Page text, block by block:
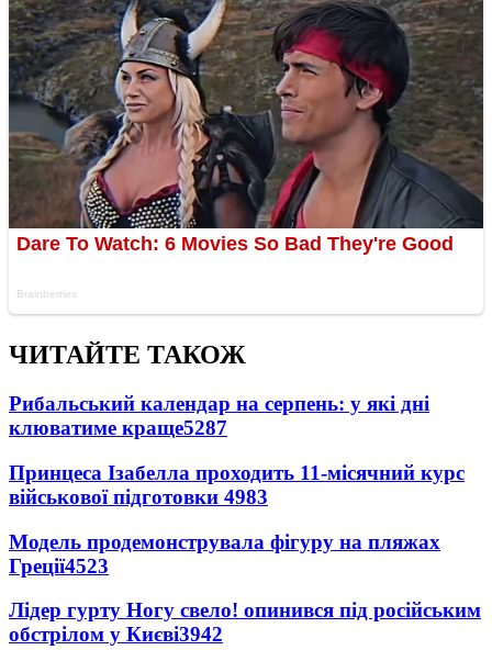
ЧИТАЙТЕ ТАКОЖ
Рибальський календар на серпень: у які дні
клюватиме краще5287
Принцеса Ізабелла проходить 11-місячний курс
військової підготовки 4983
Модель продемонструвала фігуру на пляжах
Греції4523
Лідер гурту Ногу свело! опинився під російським
обстрілом у Києві3942